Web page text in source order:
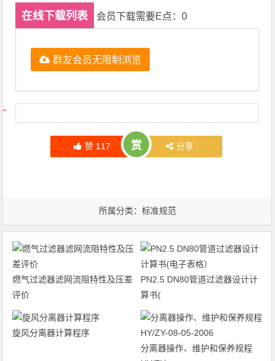
在线下载列表 会员下载需要E点：0
群友会员无限制浏览
文章导航
赞 117 赏 分享
所属分类： 标准规范
燃气过滤器滤网流阻特性及压差
评价
PN2.5 DN80管道过滤器设计计
算书(
旋风分离器计算程序
分离器操作、维护和保养规程